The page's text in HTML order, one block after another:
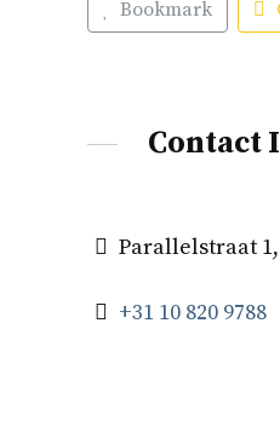
Bookmark
Contact
Parallelstraat
+31 10 820 9788